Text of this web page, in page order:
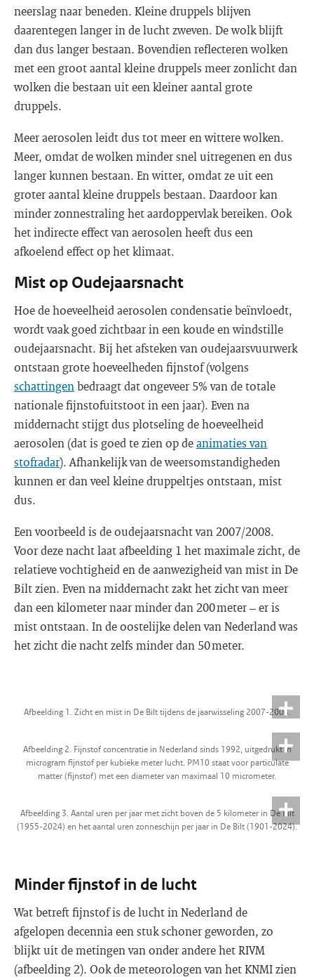
neerslag naar beneden. Kleine druppels blijven
daarentegen langer in de lucht zweven. De wolk blijft
dan dus langer bestaan. Bovendien reflecteren wolken
met een groot aantal kleine druppels meer zonlicht dan
wolken die bestaan uit een kleiner aantal grote
druppels.
Meer aerosolen leidt dus tot meer en wittere wolken.
Meer, omdat de wolken minder snel uitregenen en dus
langer kunnen bestaan. En witter, omdat ze uit een
groter aantal kleine druppels bestaan. Daardoor kan
minder zonnestraling het aardoppervlak bereiken. Ook
het indirecte effect van aerosolen heeft dus een
afkoelend effect op het klimaat.
Mist op Oudejaarsnacht
Hoe de hoeveelheid aerosolen condensatie beïnvloedt,
wordt vaak goed zichtbaar in een koude en windstille
oudejaarsnacht. Bij het afsteken van oudejaarsvuurwerk
ontstaan grote hoeveelheden fijnstof (volgens
schattingen bedraagt dat ongeveer 5% van de totale
nationale fijnstofuitstoot in een jaar). Even na
middernacht stijgt dus plotseling de hoeveelheid
aerosolen (dat is goed te zien op deanimaties van
stofradar). Afhankelijk van de weersomstandigheden
kunnen er dan veel kleine druppeltjes ontstaan, mist
dus.
Een voorbeeld is de oudejaarsnacht van 2007/2008.
Voor deze nacht laat afbeelding 1 het maximale zicht, de
relatieve vochtigheid en de aanwezigheid van mist in De
Bilt zien. Even na middernacht zakt het zicht van meer
dan een kilometer naar minder dan 200 meter – er is
mist ontstaan. In de oostelijke delen van Nederland was
het zicht die nacht zelfs minder dan 50 meter.
Afbeelding 1. Zicht en mist in De Bilt tijdens de jaarwisseling 2007-2008.
Afbeelding 2. Fijnstof concentratie in Nederland sinds 1992, uitgedrukt in
microgram fijnstof per kubieke meter lucht. PM10 staat voor particulate
matter (fijnstof) met een diameter van maximaal 10 micrometer.
Afbeelding 3. Aantal uren per jaar met zicht boven de 5 kilometer in De Bilt
(1955-2024) en het aantal uren zonneschijn per jaar in De Bilt (1901-2024).
Minder fijnstof in de lucht
Wat betreft fijnstof is de lucht in Nederland de
afgelopen decennia een stuk schoner geworden, zo
blijkt uit de metingen van onder andere het RIVM
(afbeelding 2). Ook de meteorologen van het KNMI zien